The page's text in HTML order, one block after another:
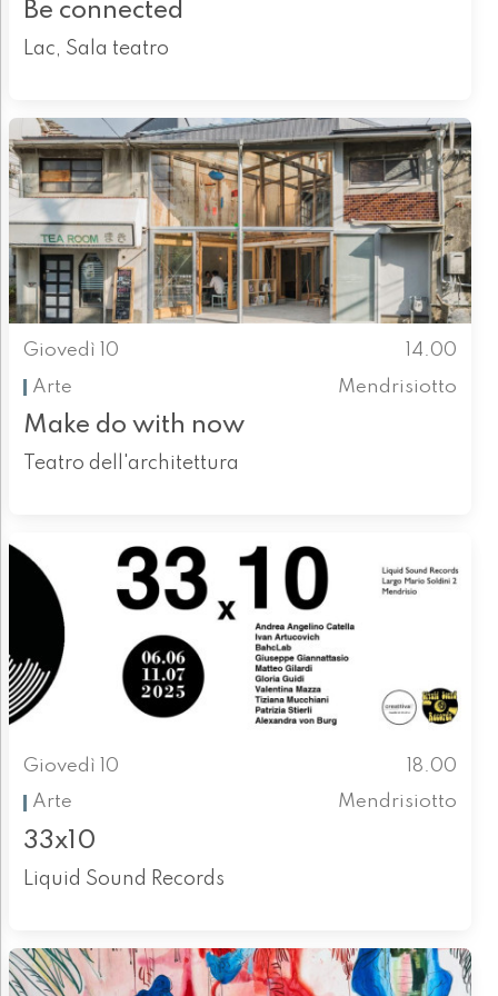
Be connected
Lac, Sala teatro
Giovedì 10
14.00
Arte
Mendrisiotto
Make do with now
Teatro dell'architettura
Giovedì 10
18.00
Arte
Mendrisiotto
33x10
Liquid Sound Records